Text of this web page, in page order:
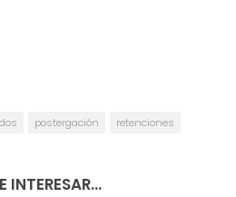
postergación retenciones
INTERESAR...